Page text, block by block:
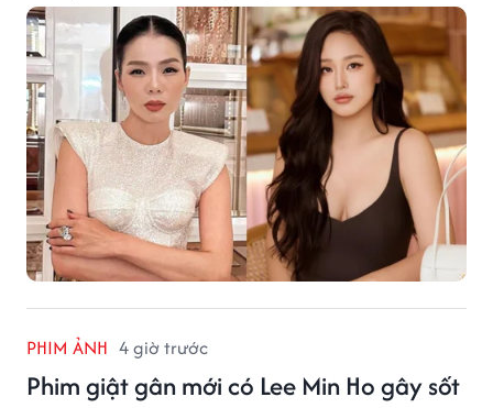
PHIM ẢNH 4 giờ trước
Phim giật gân mới có Lee Min Ho gây sốt